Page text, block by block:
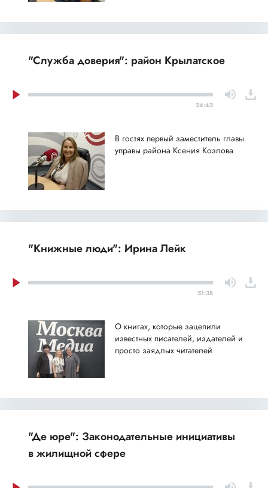
"Служба доверия": район Крылатское
24:42
В гостях первый заместитель главы
управы района Ксения Козлова
"Книжные люди": Ирина Лейк
51:38
О книгах, которые зацепили
известных писателей, издателей и
просто заядлых читателей
"Де юре": Законодательные инициативы
в жилищной сфере